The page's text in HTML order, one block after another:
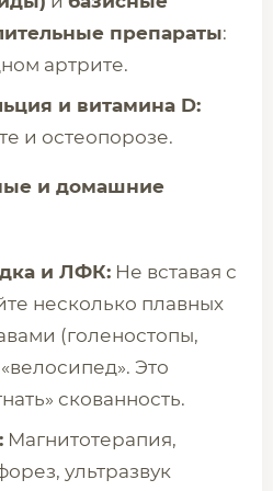
препараты:
артрите.
и витамина D:
и остеопорозе.
и домашние
и ЛФК: Не вставая с
несколько плавных
(голеностопы,
Это
скованность.
Магнитотерапия,
ультразвук